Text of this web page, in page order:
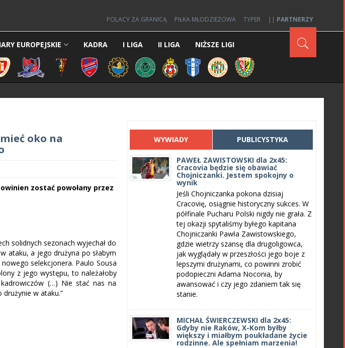
POLACY ZA GRANICĄ PIŁKA MŁODZIEŻOWA TYPER || PARTNERZY
EUROPEJSKIE KADRA I LIGA II LIGA NIŻSZE LIGI
oko na
zostać powołany przez
solidnych sezonach wyjechał do
ataku, a jego drużyna po słabym
selekcjonera. Paulo Sousa
z jego występu, to należałoby
(…) Nie stać nas na
w ataku.”
WYWIADY PUBLICYSTYKA
PAWEŁ ZAWISTOWSKI dla 2x45:
Cracovia będzie się obawiać
Chojniczanki. Jestem spokojny o
wynik
Jeśli Chojniczanka pokona dzisiaj
Cracovię, osiągnie historyczny sukces. W
półfinale Pucharu Polski nigdy nie grała. Z
tej okazji spytaliśmy byłego kapitana
Chojniczanki Pawła Zawistowskiego,
gdzie wietrzy szansę dla drugoligowca,
jak wyglądały w przeszłości jego boje z
lepszymi drużynami, co powinni zrobić
podopieczni Adama Noconia, by
awansować i czy jego zdaniem tak się
stanie.
MICHAŁ ŚWIERCZEWSKI dla 2x45:
Gdyby nie Raków, X-Kom byłby
większy i miałbym poukładane życie
rodzinne. Ale spełniam marzenia!